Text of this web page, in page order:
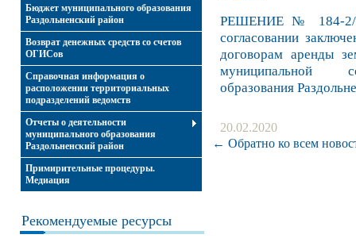
Бюджет муниципального образования
Раздольненский район
Возврат денежных средств со счетов
ОГИСов
Справочная информация о
расположении территориальных
подразделений ведомств
Отчеты о деятельности
муниципального образования
Раздольненский район
Примирительные процедуры.
Медиация
Рекомендуемые ресурсы
РЕШЕНИЕ № 184-2/
согласовании
договорам аренды
муниципальной
образования
20.02.2020
← Обратно ко всем